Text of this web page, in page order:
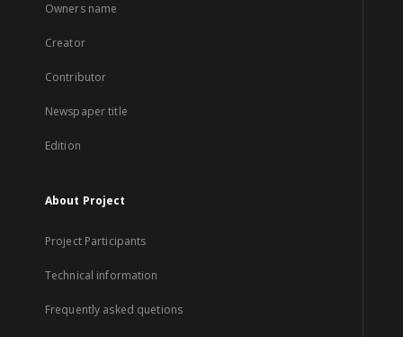
Owners name
Creator
Contributor
Newspaper title
Edition
About Project
Project Participants
Technical information
Frequently asked quetions